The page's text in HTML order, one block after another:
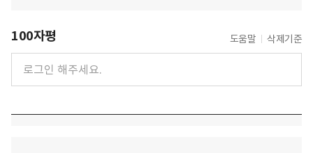
100자평 도움말 삭제기준